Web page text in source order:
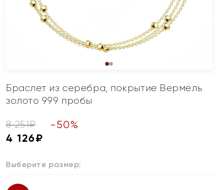
Браслет из серебра, покрытие Вермель
золото 999 пробы
8 251₽ -50%
4 126₽
Выберите размер: